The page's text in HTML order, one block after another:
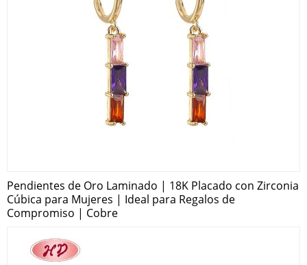
Pendientes de Oro Laminado | 18K Placado con Zirconia
Cúbica para Mujeres | Ideal para Regalos de
Compromiso | Cobre